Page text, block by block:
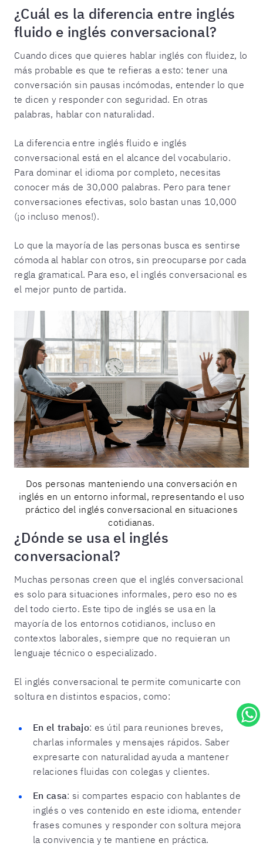
¿Cuál es la diferencia entre inglés
fluido e inglés conversacional?
Cuando dices que quieres hablar inglés con fluidez, lo
más probable es que te refieras a esto: tener una
conversación sin pausas incómodas, entender lo que
te dicen y responder con seguridad. En otras
palabras, hablar con naturalidad.
La diferencia entre inglés fluido e inglés
conversacional está en el alcance del vocabulario.
Para dominar el idioma por completo, necesitas
conocer más de 30,000 palabras. Pero para tener
conversaciones efectivas, solo bastan unas 10,000
(¡o incluso menos!).
Lo que la mayoría de las personas busca es sentirse
cómoda al hablar con otros, sin preocuparse por cada
regla gramatical. Para eso, el inglés conversacional es
el mejor punto de partida.
Dos personas manteniendo una conversación en
inglés en un entorno informal, representando el uso
práctico del inglés conversacional en situaciones
cotidianas.
¿Dónde se usa el inglés
conversacional?
Muchas personas creen que el inglés conversacional
es solo para situaciones informales, pero eso no es
del todo cierto. Este tipo de inglés se usa en la
mayoría de los entornos cotidianos, incluso en
contextos laborales, siempre que no requieran un
lenguaje técnico o especializado.
El inglés conversacional te permite comunicarte con
soltura en distintos espacios, como:
En el trabajo: es útil para reuniones breves,
charlas informales y mensajes rápidos. Saber
expresarte con naturalidad ayuda a mantener
relaciones fluidas con colegas y clientes.
En casa: si compartes espacio con hablantes de
inglés o ves contenido en este idioma, entender
frases comunes y responder con soltura mejora
la convivencia y te mantiene en práctica.